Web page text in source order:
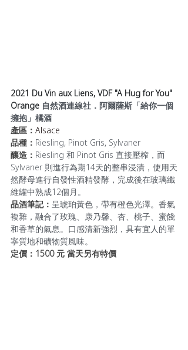
2021 Du Vin aux Liens, VDF "A Hug for You"
Orange 自然酒連線社．阿爾薩斯「給你一個
擁抱」橘酒
產區： Alsace
品種： Riesling, Pinot Gris, Sylvaner
釀造： Riesling 和 Pinot Gris 直接壓榨，而
Sylvaner 則進行為期14天的整串浸漬，使用天
然酵母進行自發性酒精發酵，完成後在玻璃纖
維罐中熟成12個月。
品酒筆記： 呈琥珀黃色，帶有橙色光澤。香氣
複雜，融合了玫瑰、康乃馨、杏、桃子、蜜餞
和香草的氣息。口感清新強烈，具有宜人的單
寧質地和礦物質風味。
定價：1500 元 當天另有特價